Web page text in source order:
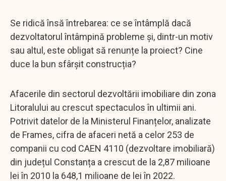
Se ridică însă întrebarea: ce se întâmplă dacă
dezvoltatorul întâmpină probleme și, dintr-un motiv
sau altul, este obligat să renunțe la proiect? Cine
duce la bun sfârșit construcția?
Afacerile din sectorul dezvoltării imobiliare din zona
Litoralului au crescut spectaculos în ultimii ani.
Potrivit datelor de la Ministerul Finanțelor, analizate
de Frames, cifra de afaceri netă a celor 253 de
companii cu cod CAEN 4110 (dezvoltare imobiliară)
din județul Constanța a crescut de la 2,87 milioane
lei în 2010 la 648,1 milioane de lei în 2022.